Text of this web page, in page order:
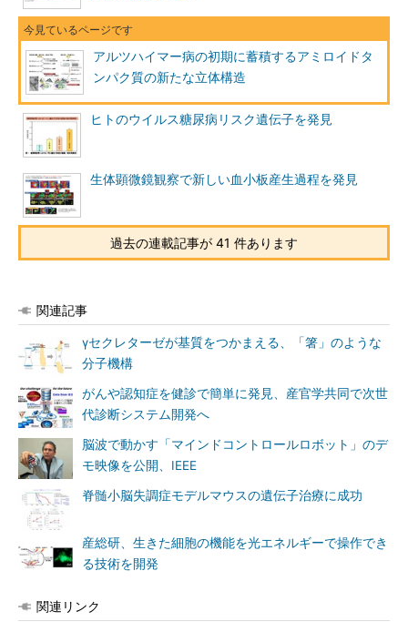
アルツハイマー病の初期に蓄積するアミロイドタ
ンパク質の新たな立体構造
ヒトのウイルス糖尿病リスク遺伝子を発見
生体顕微鏡観察で新しい血小板産生過程を発見
過去の連載記事が 41 件あります
関連記事
γセクレターゼが基質をつかまえる、「箸」のような
分子機構
がんや認知症を健診で簡単に発見、産官学共同で次世
代診断システム開発へ
脳波で動かす「マインドコントロールロボット」のデ
モ映像を公開、IEEE
脊髄小脳失調症モデルマウスの遺伝子治療に成功
産総研、生きた細胞の機能を光エネルギーで操作でき
る技術を開発
関連リンク